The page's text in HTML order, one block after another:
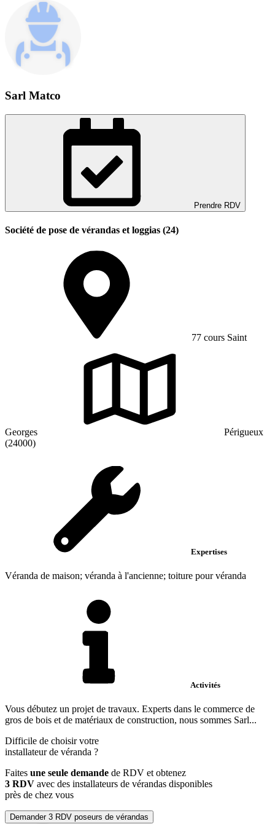
Sarl Matco
Prendre RDV
Société de pose de vérandas et loggias (24)
77 cours Saint
Georges
Périgueux
(24000)
Expertises
Véranda de maison; véranda à l'ancienne; toiture pour véranda
Activités
Vous débutez un projet de travaux. Experts dans le commerce de
gros de bois et de matériaux de construction, nous sommes Sarl...
Difficile de choisir votre
installateur de véranda ?
Faites une seule demande de RDV et obtenez
3 RDV avec des installateurs de vérandas disponibles
près de chez vous
Demander 3 RDV poseurs de vérandas